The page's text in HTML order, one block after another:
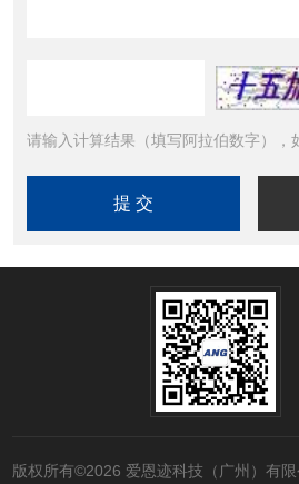
请输入计算结果（填写阿拉伯数字），
版权所有©2026 爱恩迹科技（广州）有